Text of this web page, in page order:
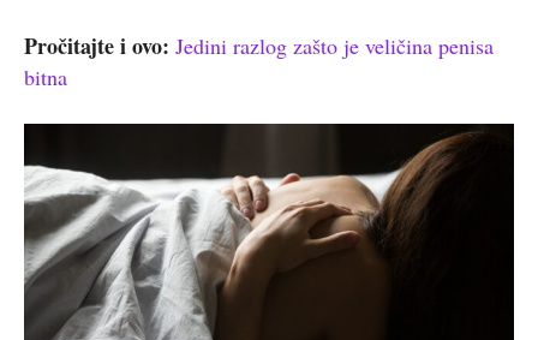
Pročitajte i ovo: Jedini razlog zašto je veličina penisa
bitna